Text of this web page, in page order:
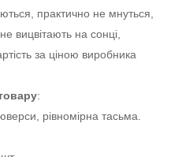
практично не мнуться,
вицвітають на сонці,
за ціною виробника
:
рівномірна тасьма.